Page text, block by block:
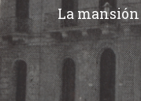
La mansión